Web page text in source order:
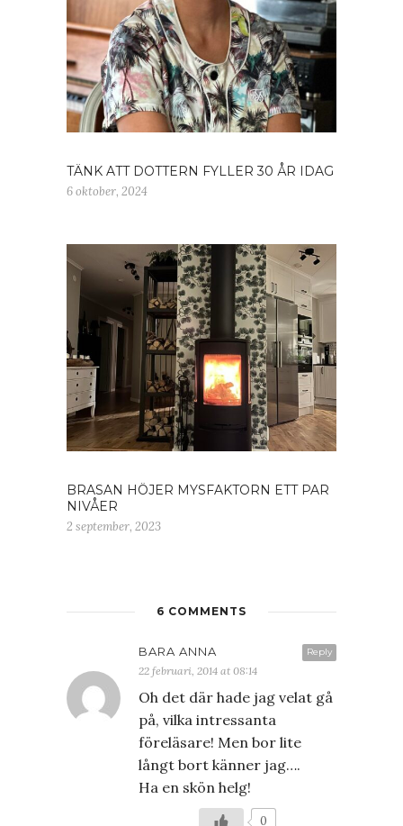
TÄNK ATT DOTTERN FYLLER 30 ÅR IDAG
6 oktober, 2024
BRASAN HÖJER MYSFAKTORN ETT PAR
NIVÅER
2 september, 2023
6 COMMENTS
Reply
BARA ANNA
22 februari, 2014 at 08:14
Oh det där hade jag velat gå
på, vilka intressanta
föreläsare! Men bor lite
långt bort känner jag….
Ha en skön helg!
0